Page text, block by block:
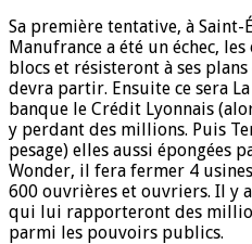
Sa première tentative, à Saint-
Manufrance a été un échec,
blocs et résisteront à ses
devra partir. Ensuite ce sera
banque le Crédit Lyonnais
y perdant des millions. Puis
pesage) elles aussi épongées
Wonder, il fera fermer 4
600 ouvrières et ouvriers. Il y
qui lui rapporteront des
parmi les pouvoirs publics.